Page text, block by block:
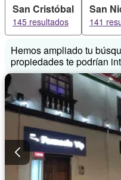
San Cristóbal
145 resultados
San
141
Hemos ampliado tu
propiedades te podrían